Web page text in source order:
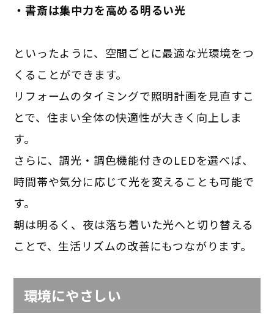
・書斎は集中力を高める明るい光
といったように、空間ごとに最適な光環境をつ
くることができます。
リフォームのタイミングで照明計画を見直すこ
とで、住まい全体の快適性が大きく向上しま
す。
さらに、調光・調色機能付きのLEDを選べば、
時間帯や気分に応じて光を変えることも可能で
す。
朝は明るく、夜は落ち着いた光へと切り替える
ことで、生活リズムの改善にもつながります。
環境にやさしい